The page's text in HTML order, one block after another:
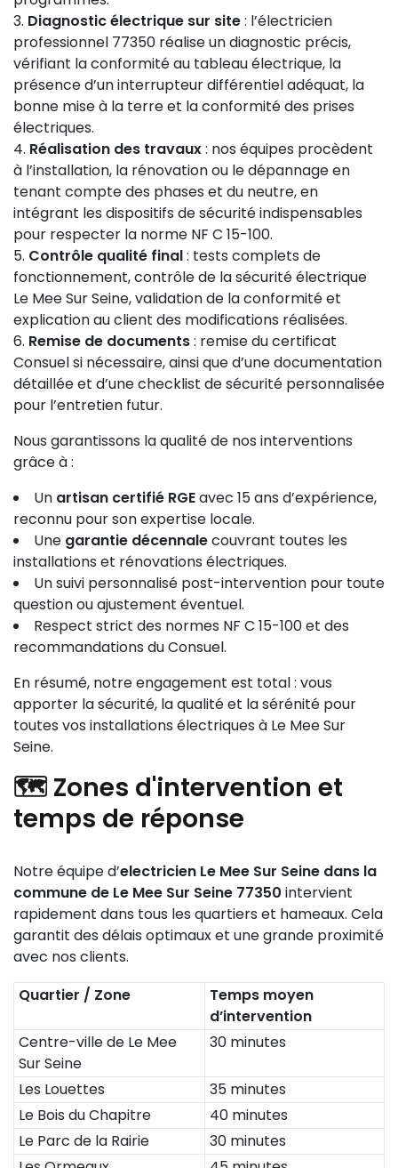
Diagnostic électrique sur site: l’électricien
professionnel 77350 réalise un diagnostic précis,
vérifiant la conformité au tableau électrique, la
présence d’un interrupteur différentiel adéquat, la
bonne mise à la terre et la conformité des prises
électriques.
Réalisation des travaux: nos équipes procèdent
à l’installation, la rénovation ou le dépannage en
tenant compte des phases et du neutre, en
intégrant les dispositifs de sécurité indispensables
pour respecter la norme NF C 15-100.
Contrôle qualité final: tests complets de
fonctionnement, contrôle de la sécurité électrique
Le Mee Sur Seine, validation de la conformité et
explication au client des modifications réalisées.
Remise de documents: remise du certificat
Consuel si nécessaire, ainsi que d’une documentation
détaillée et d’une checklist de sécurité personnalisée
pour l’entretien futur.
Nous garantissons la qualité de nos interventions
grâce à :
Un artisan certifié RGEavec 15 ans d’expérience,
reconnu pour son expertise locale.
Une garantie décennalecouvrant toutes les
installations et rénovations électriques.
Un suivi personnalisé post-intervention pour toute
question ou ajustement éventuel.
Respect strict des normes NF C 15-100 et des
recommandations du Consuel.
En résumé, notre engagement est total : vous
apporter la sécurité, la qualité et la sérénité pour
toutes vos installations électriques à Le Mee Sur
Seine.
🗺️ Zones d'intervention et
temps de réponse
Notre équipe d’electricien Le Mee Sur Seine dans la
commune de Le Mee Sur Seine 77350 intervient
rapidement dans tous les quartiers et hameaux. Cela
garantit des délais optimaux et une grande proximité
avec nos clients.
Quartier / Zone
Temps moyen
d’intervention
Centre-ville de Le Mee
Sur Seine
30 minutes
Les Louettes
35 minutes
Le Bois du Chapitre
40 minutes
Le Parc de la Rairie
30 minutes